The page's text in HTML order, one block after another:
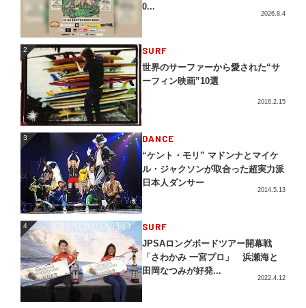
0...
2026.8.4
2 SURF
世界のサーファーから愛された“サ
ーフィン映画”10選
2016.2.15
3 DANCE
“ケント・モリ” マドンナとマイケ
ル・ジャクソンが取合った超実力派
日本人ダンサー
2014.5.13
4 SURF
JPSAロングボードツアー開幕戦
「さわかみ 一宮プロ」 浜瀬海と
田岡なつみが好発...
2022.4.12